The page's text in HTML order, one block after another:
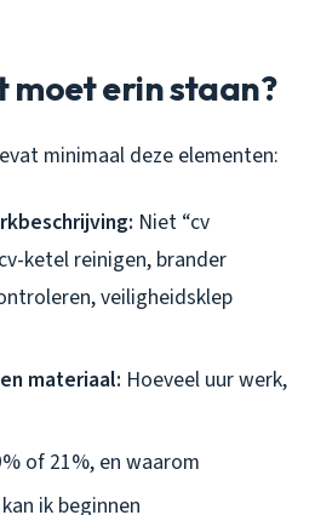
erin staan?
minimaal deze elementen:
Niet “cv
ketel reinigen, brander
veiligheidsklep
materiaal: Hoeveel uur werk,
of 21%, en waarom
ik beginnen